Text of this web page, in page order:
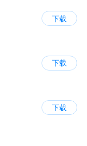
下载
下载
下载